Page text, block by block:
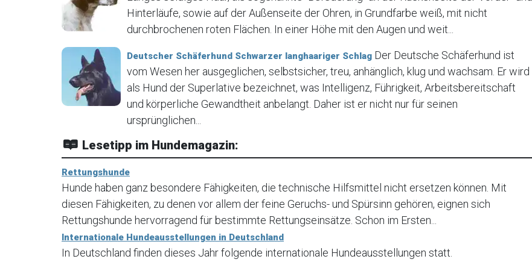
Hinterläufe, sowie auf der Außenseite der Ohren, in Grundfarbe weiß, mit nicht
durchbrochenen roten Flächen. In einer Höhe mit den Augen und weit...
Deutscher Schäferhund Schwarzer langhaariger Schlag Der Deutsche Schäferhund ist
vom Wesen her ausgeglichen, selbstsicher, treu, anhänglich, klug und wachsam. Er wird
als Hund der Superlative bezeichnet, was Intelligenz, Führigkeit, Arbeitsbereitschaft
und körperliche Gewandtheit anbelangt. Daher ist er nicht nur für seinen
ursprünglichen...
Lesetipp im Hundemagazin:
Rettungshunde
Hunde haben ganz besondere Fähigkeiten, die technische Hilfsmittel nicht ersetzen können. Mit
diesen Fähigkeiten, zu denen vor allem der feine Geruchs- und Spürsinn gehören, eignen sich
Rettungshunde hervorragend für bestimmte Rettungseinsätze. Schon im Ersten...
Internationale Hundeausstellungen in Deutschland
In Deutschland finden dieses Jahr folgende internationale Hundeausstellungen statt.